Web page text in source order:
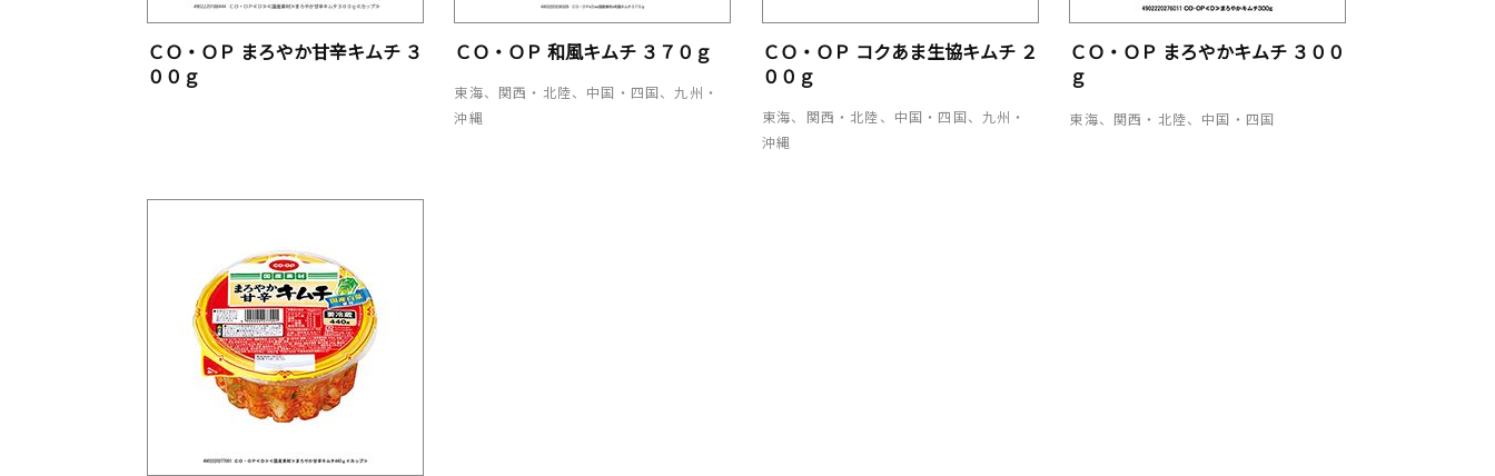
ＣＯ・ＯＰ まろやか甘辛キムチ ３
００ｇ
ＣＯ・ＯＰ 和風キムチ ３７０ｇ
東海、関西・北陸、中国・四国、九州・
沖縄
ＣＯ・ＯＰ コクあま生協キムチ ２
００ｇ
東海、関西・北陸、中国・四国、九州・
沖縄
ＣＯ・ＯＰ まろやかキムチ ３００
ｇ
東海、関西・北陸、中国・四国